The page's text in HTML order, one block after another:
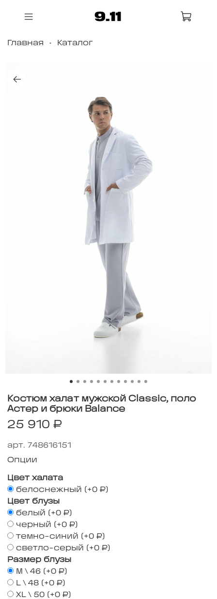
Главная Каталог
арт. 748616151
Костюм халат мужской Classic, поло
Астер и брюки Balance
25 910 ₽
Опции
Цвет халата
белоснежный (+0 ₽)
Цвет блузы
белый (+0 ₽)
черный (+0 ₽)
темно-синий (+0 ₽)
светло-серый (+0 ₽)
Размер блузы
M \ 46 (+0 ₽)
L \ 48 (+0 ₽)
XL \ 50 (+0 ₽)